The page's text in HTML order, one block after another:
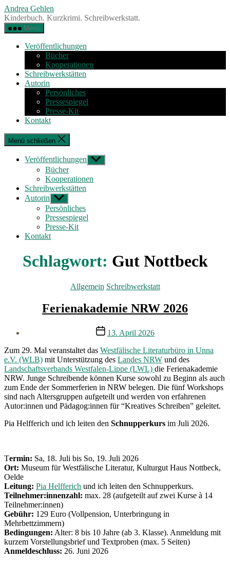
Zum
Inhalt
springen
Andrea Gehlen
Kinderbuch. Kurzkrimi. Schreibwerkstatt.
Menü
Veröffentlichungen
Bücher
Kooperationen
Schreibwerkstätten
Autorin
Persönliches
Pressespiegel
Presse-Kit
Kontakt
Menü schließen
Veröffentlichungen Untermenü
anzeigen
Bücher
Kooperationen
Schreibwerkstätten
Autorin Untermenü
anzeigen
Persönliches
Pressespiegel
Presse-Kit
Kontakt
Schlagwort: Gut Nottbeck
Kategorien
Allgemein Schreibwerkstatt
Ferienakademie NRW 2026
Veröffentlichungsdatum
13. April 2026
Zum 29. Mal veranstaltet das Westfälische Literaturbüro in Unna
e.V. (WLB) mit Unterstützung des Landes NRW und des
Landschaftsverbands Westfalen-Lippe (LWL) die Ferienakademie
NRW. Junge Schreibende können Kurse sowohl zu Beginn als auch
zum Ende der Sommerferien in NRW belegen. Die fünf Workshops
sind nach Altersgruppen aufgeteilt und werden von erfahrenen
Autor:innen und Pädagog:innen für “Kreatives Schreiben” geleitet.
Pia Helfferich und ich leiten den Schnupperkurs im Juli 2026.
Termin: Sa, 18. Juli bis So, 19. Juli 2026
Ort: Museum für Westfälische Literatur, Kulturgut Haus Nottbeck,
Oelde
Leitung: Pia Helfferich und ich leiten den Schnupperkurs.
Teilnehmer:innenzahl: max. 28 (aufgeteilt auf zwei Kurse à 14
Teilnehmer:innen)
Gebühr: 129 Euro (Vollpension, Unterbringung in
Mehrbettzimmern)
Bedingungen: Alter: 8 bis 10 Jahre (ab 3. Klasse). Anmeldung mit
kurzem Vorstellungsbrief und Textproben (max. 5 Seiten)
Anmeldeschluss: 26. Juni 2026